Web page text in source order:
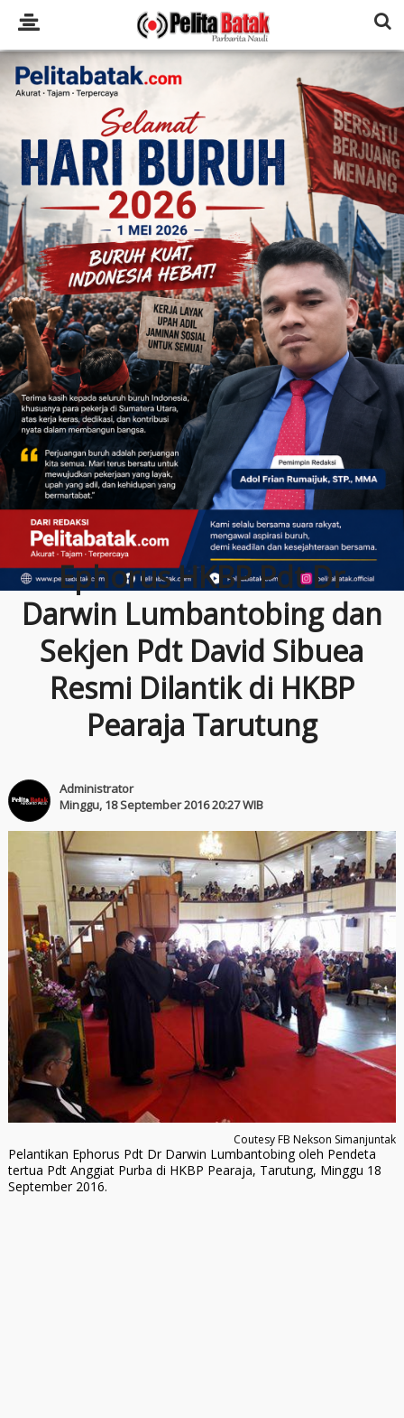
Ephorus HKBP Pdt Dr
Darwin Lumbantobing dan
Sekjen Pdt David Sibuea
Resmi Dilantik di HKBP
Pearaja Tarutung
Administrator
Minggu, 18 September 2016 20:27 WIB
Coutesy FB Nekson Simanjuntak
Pelantikan Ephorus Pdt Dr Darwin Lumbantobing oleh Pendeta
tertua Pdt Anggiat Purba di HKBP Pearaja, Tarutung, Minggu 18
September 2016.